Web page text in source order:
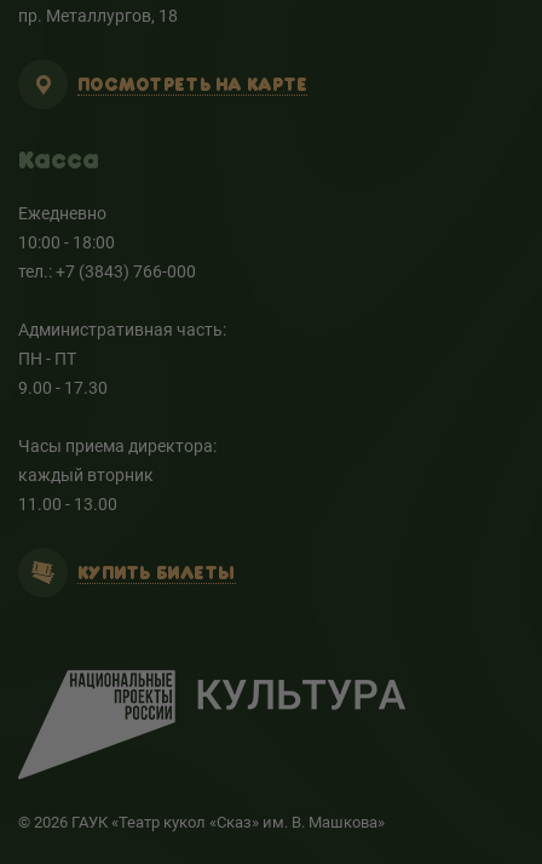
пр. Металлургов, 18
ПОСМОТРЕТЬ НА КАРТЕ
Касса
Ежедневно
10:00 - 18:00
тел.: +7 (3843) 766-000
Административная часть:
ПН - ПТ
9.00 - 17.30
Часы приема директора:
каждый вторник
11.00 - 13.00
КУПИТЬ БИЛЕТЫ
© 2026 ГАУК «Театр кукол «Сказ» им. В. Машкова»